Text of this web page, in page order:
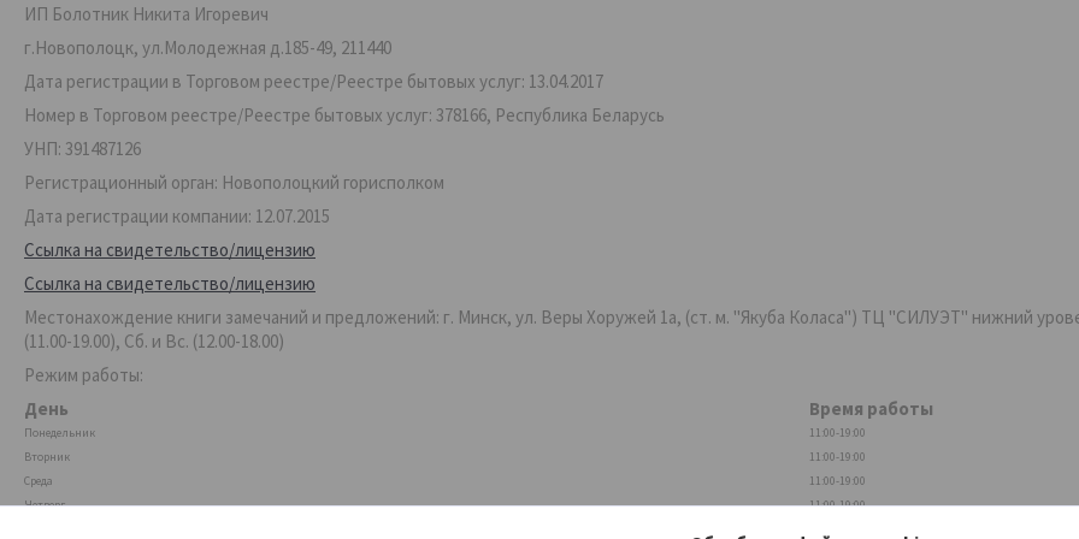
ИП Болотник Никита Игоревич
г.Новополоцк, ул.Молодежная д.185-49, 211440
Дата регистрации в Торговом реестре/Реестре бытовых услуг: 13.04.2017
Номер в Торговом реестре/Реестре бытовых услуг: 378166, Республика Беларусь
УНП: 391487126
Регистрационный орган: Новополоцкий горисполком
Дата регистрации компании: 12.07.2015
Ссылка на свидетельство/лицензию
Ссылка на свидетельство/лицензию
Местонахождение книги замечаний и предложений: г. Минск, ул. Веры Хоружей 1а, (ст. м. "Якуба Коласа") ТЦ "СИЛУЭТ" нижний
(11.00-19.00), Сб. и Вс. (12.00-18.00)
Режим работы:
День
Время работы
Понедельник
11:00-19:00
Вторник
11:00-19:00
Среда
11:00-19:00
Четверг
11:00-19:00